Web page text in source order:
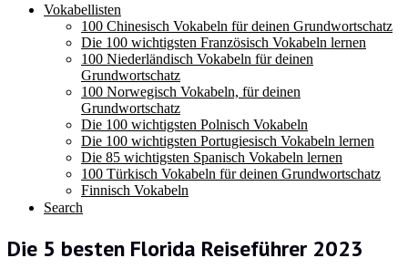
Vokabellisten
100 Chinesisch Vokabeln für deinen Grundwortschatz
Die 100 wichtigsten Französisch Vokabeln lernen
100 Niederländisch Vokabeln für deinen
Grundwortschatz
100 Norwegisch Vokabeln, für deinen
Grundwortschatz
Die 100 wichtigsten Polnisch Vokabeln
Die 100 wichtigsten Portugiesisch Vokabeln lernen
Die 85 wichtigsten Spanisch Vokabeln lernen
100 Türkisch Vokabeln für deinen Grundwortschatz
Finnisch Vokabeln
Search
Die 5 besten Florida Reiseführer 2023